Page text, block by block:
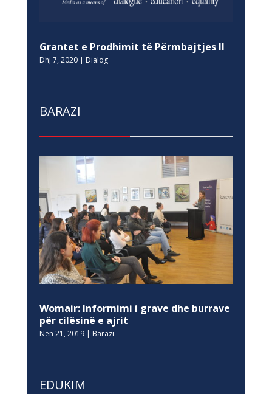
Grantet e Prodhimit të Përmbajtjes II
Dhj 7, 2020| Dialog
BARAZI
Womair: Informimi i grave dhe burrave
për cilësinë e ajrit
Nën 21, 2019| Barazi
EDUKIM